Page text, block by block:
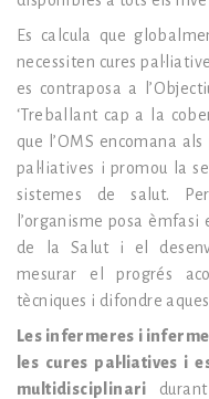
Es calcula que
necessiten cures
es contraposa a
‘Treballant cap a la
que l’OMS encomana
pal·liatives i promou la
sistemes de salut.
l’organisme posa
de la Salut i el
mesurar el progrés
tècniques i difondre
Les infermeres i
les cures pal·liatives i
multidisciplinari